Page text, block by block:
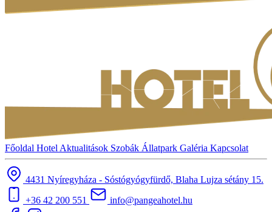
Főoldal Hotel Aktualitások Szobák Állatpark Galéria Kapcsolat
4431 Nyíregyháza - Sóstógyógyfürdő, Blaha Lujza sétány 15.
+36 42 200 551
info@pangeahotel.hu